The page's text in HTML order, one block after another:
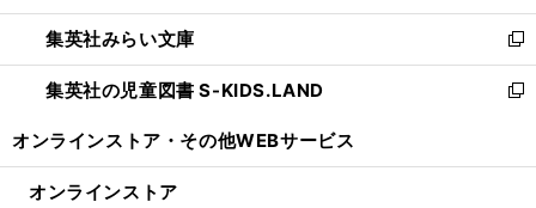
開
く
ウ
で
開
く
ン
ド
ウ
で
ウ
ィ
ン
ド
開
集英社みらい文庫
新
し
い
ン
集英社の児童図書 S-KIDS.LAND
新
ウ
オンラインストア・ その他WEBサービス
オンラインストア